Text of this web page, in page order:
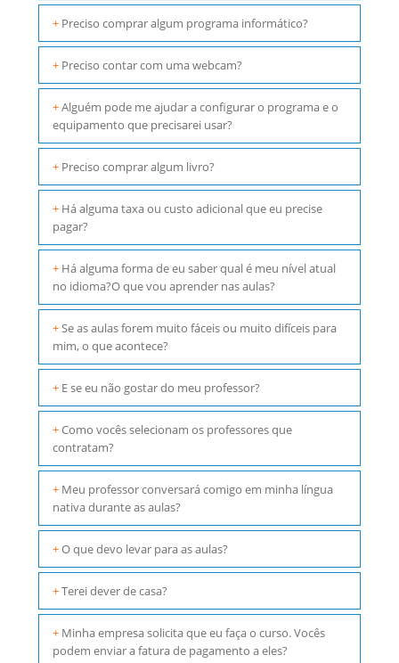
+ Preciso comprar algum programa informático?
+ Preciso contar com uma webcam?
+Alguém pode me ajudar a configurar o programa e o
equipamento que precisarei usar?
+ Preciso comprar algum livro?
+ Há alguma taxa ou custo adicional que eu precise
pagar?
+ Há alguma forma de eu saber qual é meu nível atual
no idioma?O que vou aprender nas aulas?
+Se as aulas forem muito fáceis ou muito difíceis para
mim, o que acontece?
+ E se eu não gostar do meu professor?
+Como vocês selecionam os professores que
contratam?
+ Meu professor conversará comigo em minha língua
nativa durante as aulas?
+O que devo levar para as aulas?
+Terei dever de casa?
+ Minha empresa solicita que eu faça o curso. Vocês
podem enviar a fatura de pagamento a eles?